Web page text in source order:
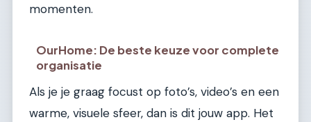
momenten.
OurHome: De beste keuze voor complete
organisatie
Als je je graag focust op foto’s, video’s en een
warme, visuele sfeer, dan is dit jouw app. Het